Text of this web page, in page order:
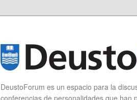
DeustoForum es un espacio para la
conferencias de personalidades que han